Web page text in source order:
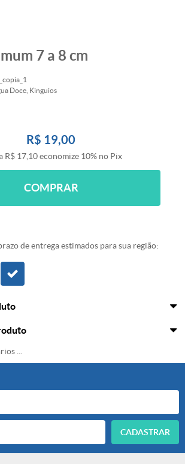
7 a 8 cm
Doce Kinguios
R$ 19,00
R$ 17,10economize 10% no Pix
COMPRAR
de entrega estimados para sua região:
...
CADASTRAR